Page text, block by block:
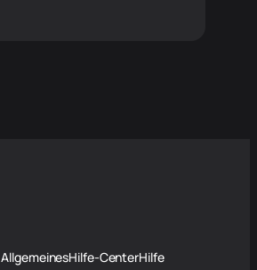
AllgemeinesHilfe-CenterHilfe